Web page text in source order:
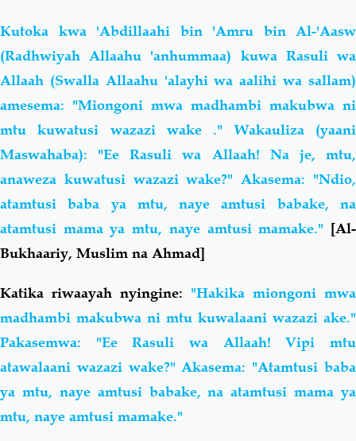
Kutoka kwa 'Abdillaahi bin 'Amru bin Al-'Aasw
(Radhwiyah Allaahu 'anhummaa) kuwa Rasuli wa
Allaah (Swalla Allaahu 'alayhi wa aalihi wa sallam)
amesema: "Miongoni mwa madhambi makubwa ni
mtu kuwatusi wazazi wake ." Wakauliza (yaani
Maswahaba): "Ee Rasuli wa Allaah! Na je, mtu,
anaweza kuwatusi wazazi wake?" Akasema: "Ndio,
atamtusi baba ya mtu, naye amtusi babake, na
atamtusi mama ya mtu, naye amtusi mamake." [Al-
Bukhaariy, Muslim na Ahmad]
Katika riwaayah nyingine: "Hakika miongoni mwa
madhambi makubwa ni mtu kuwalaani wazazi ake."
Pakasemwa: "Ee Rasuli wa Allaah! Vipi mtu
atawalaani wazazi wake?" Akasema: "Atamtusi baba
ya mtu, naye amtusi babake, na atamtusi mama ya
mtu, naye amtusi mamake."